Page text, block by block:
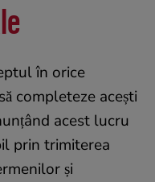
în orice
completeze acești
acest lucru
prin trimiterea
și